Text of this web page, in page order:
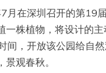
在深圳召开的第19
株植物，将设计的
间，开放该公园给自
观春秋。